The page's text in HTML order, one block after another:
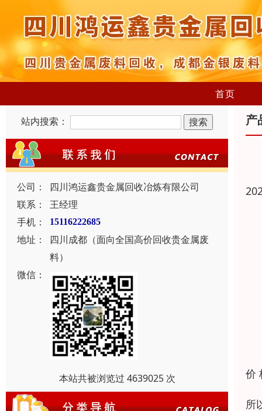
首页
站内搜索：
公司：
四川鸿运鑫贵金属回收冶炼有限公司
联系：
王经理
手机：
15116222685
地址：
四川成都（面向全国高价回收贵金属废
料）
微信：
本站共被浏览过 4639025 次
产
价
所